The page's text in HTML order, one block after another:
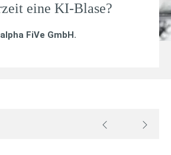
eine KI-Blase?
alpha FiVe GmbH.